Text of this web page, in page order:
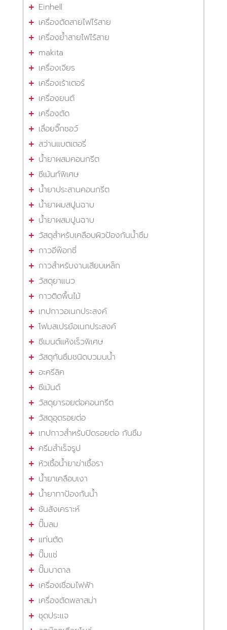
Einhell
เครื่องตัดสายไฟไร้สาย
เครื่องย้ำสายไฟไร้สาย
makita
เครื่องเจียร
เครื่องเร้าเตอร์
เครื่องยนต์
เครื่องตัด
เลื่อยจิ๊กซอว์
สว่านแบตเตอรี่
น้ำยาผสมคอนกรีต
ซีเม้นท์พิเศษ
น้ำยาประสานคอนกรีต
น้ำยาผมสปูนฉาบ
น้ำยาผสมปูนฉาบ
วัสดุสำหรับเคลือบผิวป้องกันน้ำซึม
กาวอีพ๊อกซี่
กาวสำหรับงานเสียบเหล็ก
วัสดุยาแนว
กาวติดพื้นไม้
เทปกาวอเนกประสงค์
โฟมสเปรย์อเนกประสงค์
ซีเมนต์แห้งเร็วพิเศษ
วัสดุกันซึมชนิดบวมนน้ำ
อะครีลิค
ซีเม้นต์
วัสดุยารอยต่อคอนกรีต
วัสดุอุดรอยต่อ
เทปกาวสำหรับปิดรอยต่อ กันซึม
ครีมสำเร็จรูป
หัวเชื้อน้ำยาฆ่าเชื้อรา
น้ำยาเคลือบเงา
น้ำยาทาป้องกันน้ำ
ชันสังเคราะห์
ปั๊มลม
แท่นตัด
ปั๊มแช่
ปั๊มบาดาล
เครื่องเชื่อมไฟฟ้า
เครื่องตัดพลาสม่า
ชุดประแจ